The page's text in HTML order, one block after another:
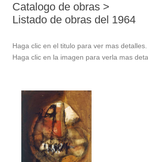
Catalogo de obras >
Listado de obras del 1964
Haga clic en el titulo para ver mas detalles.
Haga clic en la imagen para verla mas